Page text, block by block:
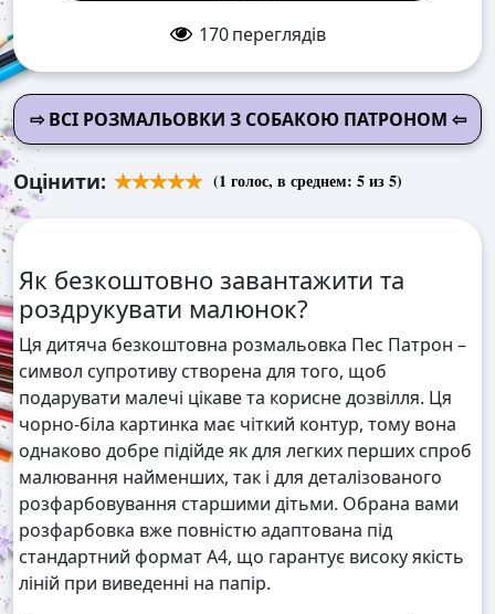
170 переглядів
⇨ ВСІ РОЗМАЛЬОВКИ З СОБАКОЮ ПАТРОНОМ ⇦
Оцінити: (1 голос, в среднем: 5из 5)
Як безкоштовно завантажити та
роздрукувати малюнок?
Ця дитяча безкоштовна розмальовка Пес Патрон –
символ супротиву створена для того, щоб
подарувати малечі цікаве та корисне дозвілля. Ця
чорно-біла картинка має чіткий контур, тому вона
однаково добре підійде як для легких перших спроб
малювання найменших, так і для деталізованого
розфарбовування старшими дітьми. Обрана вами
розфарбовка вже повністю адаптована під
стандартний формат А4, що гарантує високу якість
ліній при виведенні на папір.